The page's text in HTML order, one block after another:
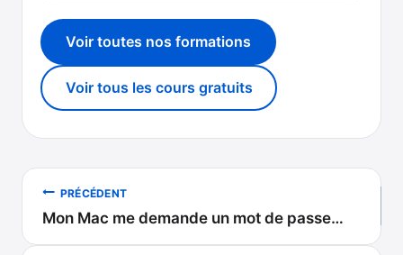
Voir toutes nos formations
Voir tous les cours gratuits
Navigation
de
PRÉCÉDENT
Mon Mac me demande un mot de passe…